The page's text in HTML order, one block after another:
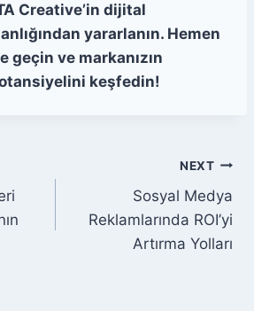
Creative’in dijital
yararlanın. Hemen
geçin ve markanızın
keşfedin!
NEXT
Sosyal Medya
Reklamlarında ROI’yi
Artırma Yolları